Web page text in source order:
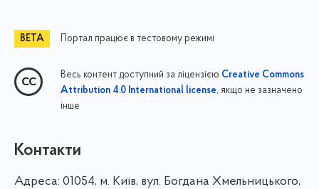
Портал працює в тестовому режимі
Весь контент доступний за ліцензією Creative Commons
Attribution 4.0 International license, якщо не зазначено
інше
Контакти
Адреса: 01054, м. Київ, вул. Богдана Хмельницького,